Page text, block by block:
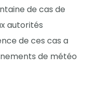
de cas de
autorités
de ces cas a
de météo